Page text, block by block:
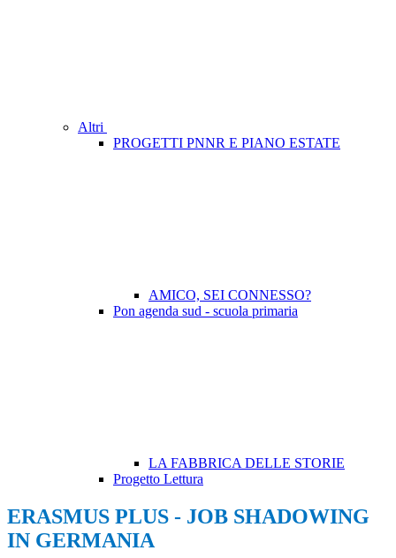
Altri
PROGETTI PNNR E PIANO ESTATE
AMICO, SEI CONNESSO?
Pon agenda sud - scuola primaria
LA FABBRICA DELLE STORIE
Progetto Lettura
ERASMUS PLUS - JOB SHADOWING
IN GERMANIA